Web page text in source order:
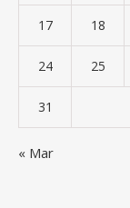
17 18
24 25
31
« Mar